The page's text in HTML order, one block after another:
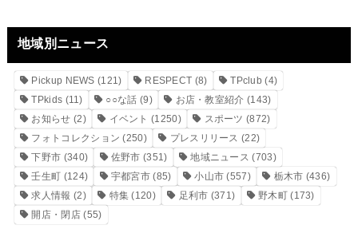
地域別ニュース
Pickup NEWS (121) RESPECT (8) TPclub (4)
TPkids (11) ○○な話 (9) お店・教室紹介 (143)
お知らせ (2) イベント (1250) スポーツ (872)
フォトコレクション (250) プレスリリース (22)
下野市 (340) 佐野市 (351) 地域ニュース (703)
壬生町 (124) 宇都宮市 (85) 小山市 (557) 栃木市 (436)
求人情報 (2) 特集 (120) 足利市 (371) 野木町(173)
開店・閉店(55)